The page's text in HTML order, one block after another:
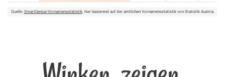
Quelle: SmartGenius-Vornamensstatistik, hier basierend auf der amtlichen Vornamensstatistik von Statistik Austria.